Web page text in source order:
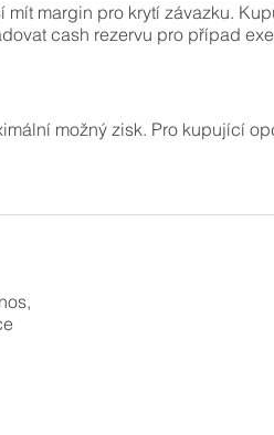
mít margin pro krytí závazku.
cash rezervu pro případ
možný zisk. Pro kupující